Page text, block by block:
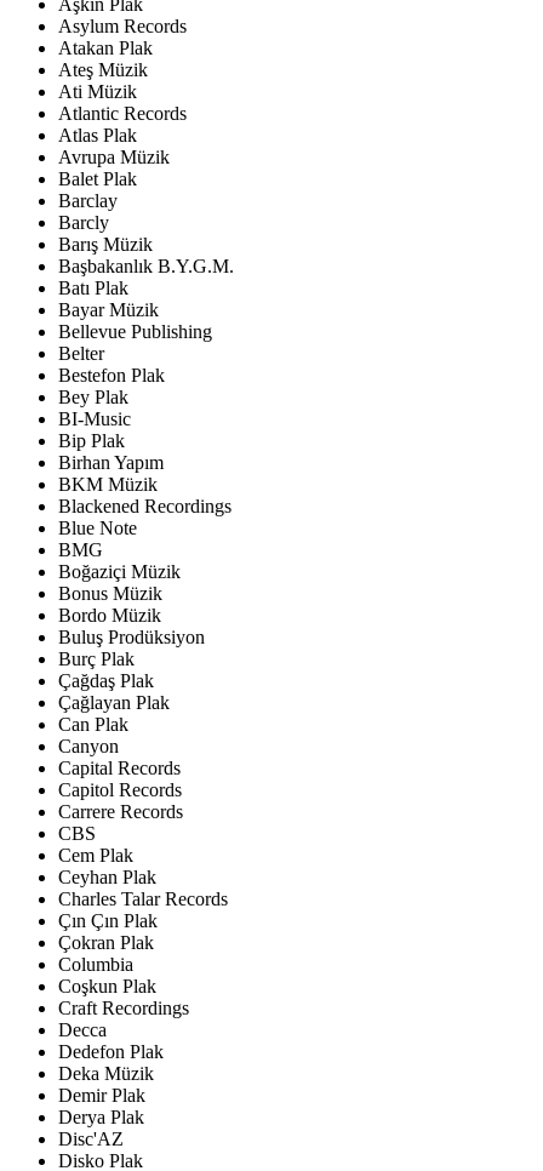
Asylum Records
Atakan Plak
Ateş Müzik
Ati Müzik
Atlantic Records
Atlas Plak
Avrupa Müzik
Balet Plak
Barclay
Barcly
Barış Müzik
Başbakanlık B.Y.G.M.
Batı Plak
Bayar Müzik
Bellevue Publishing
Belter
Bestefon Plak
Bey Plak
BI-Music
Bip Plak
Birhan Yapım
BKM Müzik
Blackened Recordings
Blue Note
BMG
Boğaziçi Müzik
Bonus Müzik
Bordo Müzik
Buluş Prodüksiyon
Burç Plak
Çağdaş Plak
Çağlayan Plak
Can Plak
Canyon
Capital Records
Capitol Records
Carrere Records
CBS
Cem Plak
Ceyhan Plak
Charles Talar Records
Çın Çın Plak
Çokran Plak
Columbia
Coşkun Plak
Craft Recordings
Decca
Dedefon Plak
Deka Müzik
Demir Plak
Derya Plak
Disc'AZ
Disko Plak